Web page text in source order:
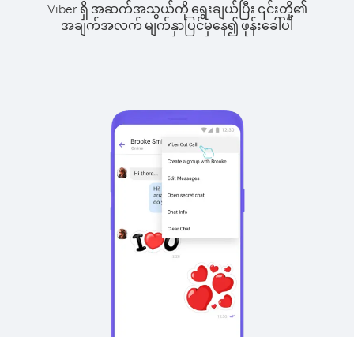
Viber ရှိ အဆက်အသွယ်ကို ရွေးချယ်ပြီး ၎င်းတို့၏
အချက်အလက် မျက်နှာပြင်မှနေ၍ ဖုန်းခေါ်ပါ